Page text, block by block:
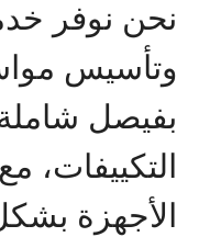
نحن نوفر
وتأسيس
بفيصل
التكييفات،
الأجهزة